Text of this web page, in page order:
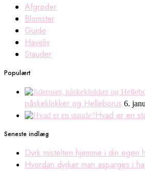
Afgrøder
Blomster
Guide
Haveliv
Stauder
Populært
påskeklokker og Helleborus 6.
Hvad er en
Seneste indlæg
Dyrk mistelten hjemme i din egen
Hvordan dyrker man asparges i